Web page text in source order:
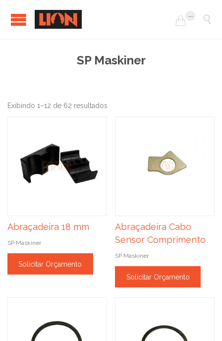

... 
SP Maskiner
Exibindo 1–12 de 62 resultados
Abraçadeira 18 mm
SP Maskiner
Solicitar Orçamento
Abraçadeira Cabo
Sensor Comprimento
SP Maskiner
Solicitar Orçamento